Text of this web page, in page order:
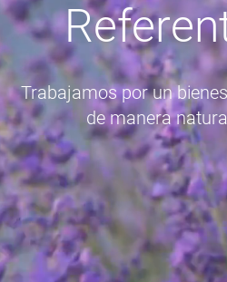
Trabajamos por un
de manera